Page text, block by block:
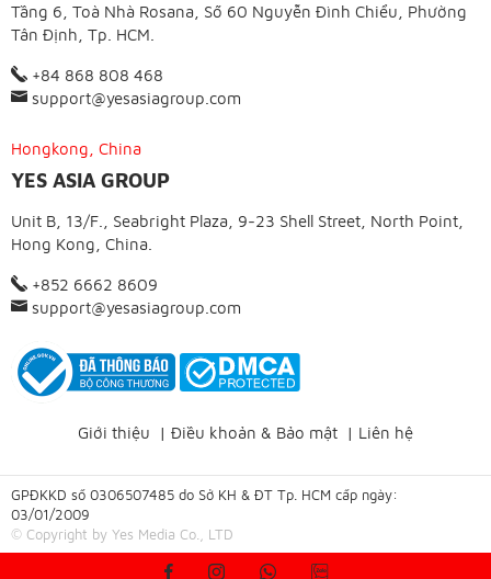
Tầng 6, Toà Nhà Rosana, Số 60 Nguyễn Đình Chiểu, Phường
Tân Định, Tp. HCM.
+84 868 808 468
support@yesasiagroup.com
Hongkong, China
YES ASIA GROUP
Unit B, 13/F., Seabright Plaza, 9-23 Shell Street, North Point,
Hong Kong, China.
+852 6662 8609
support@yesasiagroup.com
Giới thiệu | Điều khoản & Bảo mật | Liên hệ
GPĐKKD số 0306507485 do Sở KH & ĐT Tp. HCM cấp ngày:
03/01/2009
© Copyright by Yes Media Co., LTD